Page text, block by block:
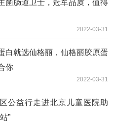
菌肠道卫士，冠军品质，值得
2022-03-31
白就选仙格丽，仙格丽胶原蛋
你
2022-03-31
公益行走进北京儿童医院助
”